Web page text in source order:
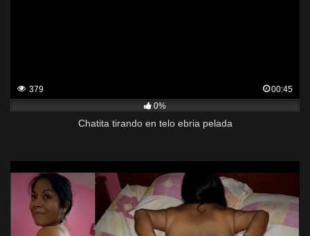
379
00:45
0%
Chatita tirando en telo ebria pelada